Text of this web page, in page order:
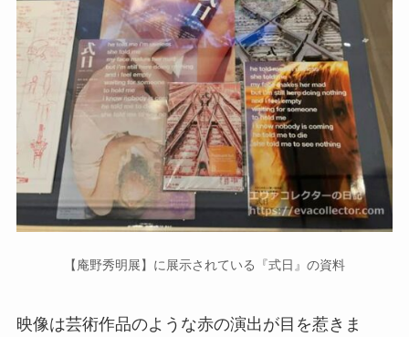
【庵野秀明展】に展示されている『式日』の資料
映像は芸術作品のような赤の演出が目を惹きま